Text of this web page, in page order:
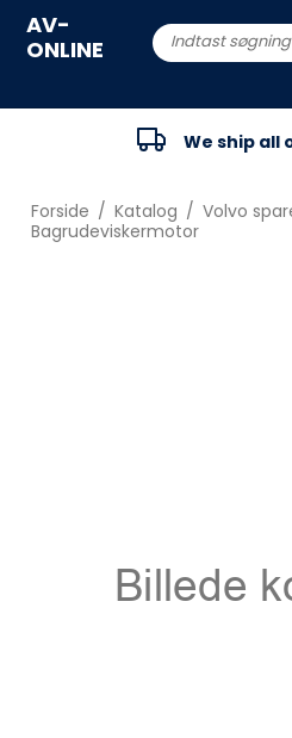
AV-
ONLINE
We ship all
Forside / Katalog / Volvo
Bagrudeviskermotor